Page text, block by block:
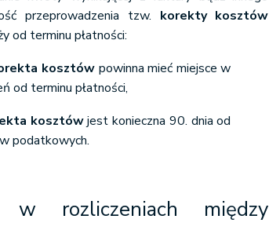
przeprowadzenia tzw. korekty kosztów
od terminu płatności:
kosztów powinna mieć miejsce w
od terminu płatności,
kosztówjest konieczna 90. dnia od
podatkowych.
w rozliczeniach między